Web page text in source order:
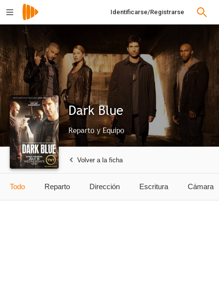
Identificarse/Registrarse
Dark Blue
Reparto y Equipo
Volver a la ficha
Todo Reparto Dirección Escritura Cámara